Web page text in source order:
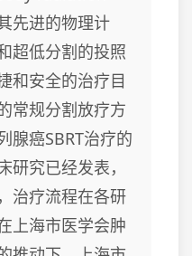
先进的物理计
超低分割的投照
和安全的治疗目
常规分割放疗方
腺癌SBRT治疗的
研究已经发表，
治疗流程在各研
上海市医学会肿